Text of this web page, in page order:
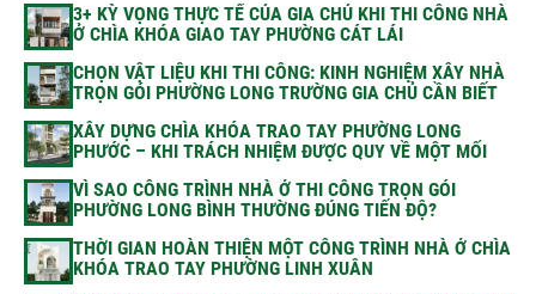
3+ KỲ VỌNG THỰC TẾ CỦA GIA CHỦ KHI THI CÔNG NHÀ
Ở CHÌA KHÓA GIAO TAY PHƯỜNG CÁT LÁI
CHỌN VẬT LIỆU KHI THI CÔNG: KINH NGHIỆM XÂY NHÀ
TRỌN GÓI PHƯỜNG LONG TRƯỜNG GIA CHỦ CẦN BIẾT
XÂY DỰNG CHÌA KHÓA TRAO TAY PHƯỜNG LONG
PHƯỚC – KHI TRÁCH NHIỆM ĐƯỢC QUY VỀ MỘT MỐI
VÌ SAO CÔNG TRÌNH NHÀ Ở THI CÔNG TRỌN GÓI
PHƯỜNG LONG BÌNH THƯỜNG ĐÚNG TIẾN ĐỘ?
THỜI GIAN HOÀN THIỆN MỘT CÔNG TRÌNH NHÀ Ở CHÌA
KHÓA TRAO TAY PHƯỜNG LINH XUÂN